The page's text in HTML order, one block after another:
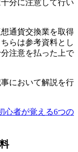
分に注意して行い
通貨交換業を取得
らは参考資料とし
注意を払った上で
において解説を行
心者が覚える6つの